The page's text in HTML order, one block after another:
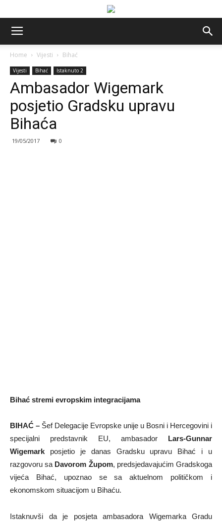
Home Vijesti Bihać
Vijesti Bihać Istaknuto 2
Ambasador Wigemark
posjetio Gradsku upravu
Bihaća
19/05/2017 0
Bihać stremi evropskim integracijama
BIHAĆ – Šef Delegacije Evropske unije u Bosni i Hercegovini i
specijalni predstavnik EU, ambasador Lars-Gunnar
Wigemark posjetio je danas Gradsku upravu Bihać i u
razgovoru sa Davorom Župom, predsjedavajućim Gradskoga
vijeća Bihać, upoznao se sa aktuelnom političkom i
ekonomskom situacijom u Bihaću.
Istaknuvši da je posjeta ambasadora Wigemarka Gradu